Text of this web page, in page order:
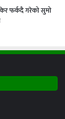
फर्कदै गरेको सुमो